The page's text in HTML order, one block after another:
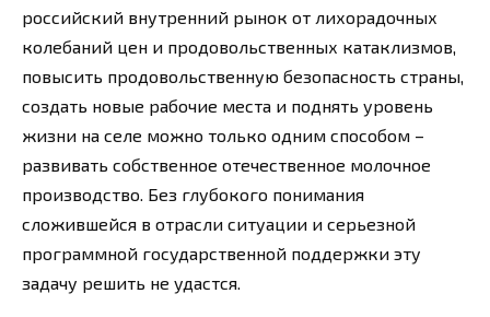
российский внутренний рынок от лихорадочных
колебаний цен и продовольственных катаклизмов,
повысить продовольственную безопасность страны,
создать новые рабочие места и поднять уровень
жизни на селе можно только одним способом –
развивать собственное отечественное молочное
производство. Без глубокого понимания
сложившейся в отрасли ситуации и серьезной
программной государственной поддержки эту
задачу решить не удастся.